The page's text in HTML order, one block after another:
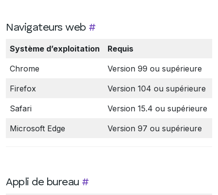
Navigateurs web #
Système d’exploitation Requis
Chrome Version 99 ou supérieure
Firefox Version 104 ou supérieure
Safari Version 15.4 ou supérieure
Microsoft Edge Version 97 ou supérieure
Appli de bureau #